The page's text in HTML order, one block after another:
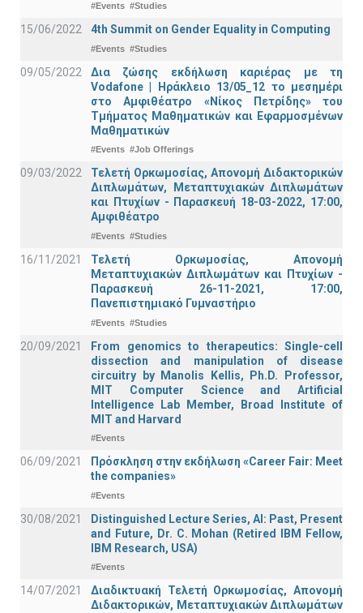
#Events #Studies
15/06/2022 4th Summit on Gender Equality in Computing
#Events #Studies
09/05/2022
Δια ζώσης εκδήλωση καριέρας με τη
Vodafone | Ηράκλειο 13/05_12 το μεσημέρι
στο Αμφιθέατρο «Νίκος Πετρίδης» του
Τμήματος Μαθηματικών και Εφαρμοσμένων
Μαθηματικών
#Events #Job Offerings
09/03/2022
Τελετή Ορκωμοσίας, Απονομή Διδακτορικών
Διπλωμάτων, Μεταπτυχιακών Διπλωμάτων
και Πτυχίων - Παρασκευή 18-03-2022, 17:00,
Αμφιθέατρο
#Events #Studies
16/11/2021
Τελετή Ορκωμοσίας, Απονομή
Μεταπτυχιακών Διπλωμάτων και Πτυχίων -
Παρασκευή 26-11-2021, 17:00,
Πανεπιστημιακό Γυμναστήριο
#Events #Studies
20/09/2021
From genomics to therapeutics: Single-cell
dissection and manipulation of disease
circuitry by Manolis Kellis, Ph.D. Professor,
MIT Computer Science and Artificial
Intelligence Lab Member, Broad Institute of
MIT and Harvard
#Events
06/09/2021
Πρόσκληση στην εκδήλωση «Career Fair: Meet
the companies»
#Events
30/08/2021
Distinguished Lecture Series, ΑΙ: Past, Present
and Future, Dr. C. Mohan (Retired IBM Fellow,
IBM Research, USA)
#Events
14/07/2021
Διαδικτυακή Τελετή Ορκωμοσίας, Απονομή
Διδακτορικών, Μεταπτυχιακών Διπλωμάτων